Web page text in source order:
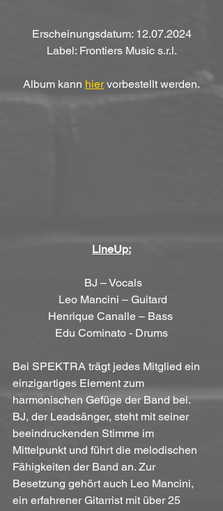
Erscheinungsdatum: 12.07.2024
Label: Frontiers Music s.r.l.
Album kann hier vorbestellt werden.
LineUp:
BJ – Vocals
Leo Mancini – Guitard
Henrique Canalle – Bass
Edu Cominato - Drums
Bei SPEKTRA trägt jedes Mitglied ein
einzigartiges Element zum
harmonischen Gefüge der Band bei.
BJ, der Leadsänger, steht mit seiner
beeindruckenden Stimme im
Mittelpunkt und führt die melodischen
Fähigkeiten der Band an. Zur
Besetzung gehört auch Leo Mancini,
ein erfahrener Gitarrist mit über 25